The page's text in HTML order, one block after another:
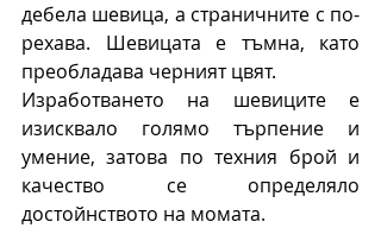
дебела шевица, а страничните с по-
рехава. Шевицата е тъмна, като
преобладава черният цвят.
Изработването на шевиците е
изисквало голямо търпение и
умение, затова по техния брой и
качество се определяло
достойнството на момата.